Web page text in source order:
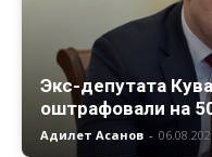
Экс-депутата
оштрафовали на
Адилет Асанов -